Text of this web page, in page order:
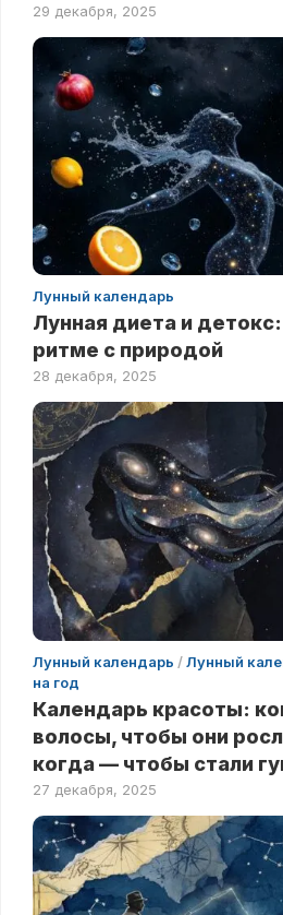
29 декабря, 2025
Лунный календарь
Лунная диета и
ритме с природой
28 декабря, 2025
Лунный календарь /Лунный
на год
Календарь красоты:
волосы, чтобы они
когда — чтобы стали
27 декабря, 2025